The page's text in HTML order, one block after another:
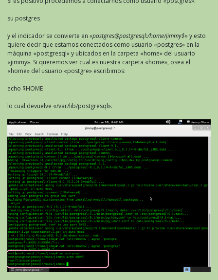
su postgres
y el indicador se convierte en «postgres@postgresql:/home/jimmy$» y esto
quiere decir que estamos conectados como usuario «postgres» en la
máquina «postgresql» y ubicados en la carpeta «home» del usuario
«jimmy». Si queremos ver cual es nuestra carpeta «home», osea el
«home» del usuario «postgre» escribimos:
echo $HOME
lo cual devuelve «/var/lib/postgresql».